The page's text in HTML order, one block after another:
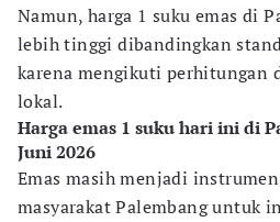
Namun, harga 1 suku emas di
lebih tinggi dibandingkan
karena mengikuti perhitungan
lokal.
Harga emas 1 suku hari ini di
Juni 2026
Emas masih menjadi
masyarakat Palembang untuk